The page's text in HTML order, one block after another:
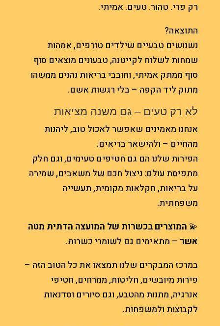
רק פרי. טהור. טעים. אמיתי.
התוצאה?
נשנושים טבעיים שילדים טורפים, אמהות
שמחות לשלוח לקייטנה, טבעונים מוצאים סוף
סוף ממתק אמיתי, וחובבי בריאות נהנים ממשהו
מתוק ליד הקפה – בלי רגשות אשם.
לא רק טעים – גם משנה מציאות
אנחנו מאמינים שאפשר לאכול טוב, ליהנות
מהחיים – ולהישאר בריאים.
הפירות שלנו הם גם חטיפים טעימים, וגם חלק
מתפיסת עולם: ניצול חכם של משאבים, שמירה
על בריאות, חקלאות מקומית, תעשייה
משפחתית.
💫 המוצרים בכשרות של המועצה הדתית מטה
אשר – מתאימים גם לשומרי כשרות.
במרכז המבקרים שלנו תמצאו את כל הטוב הזה –
פירות מיובשים, חליטות, ממרחים, חטיפי
אנרגיה, מתנות מהטבע, וגם סיורים וסדנאות
לקבוצות ולמשפחות.